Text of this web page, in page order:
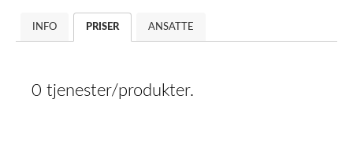
INFO PRISER ANSATTE
0 tjenester/produkter.